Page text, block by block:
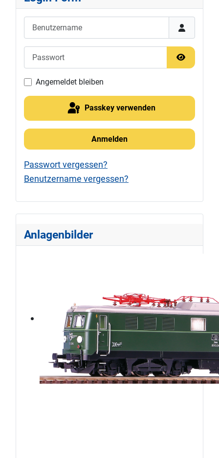
Passwort
Angemeldet bleiben
Passkey verwenden
Anmelden
Passwort vergessen?
Benutzername vergessen?
Anlagenbilder